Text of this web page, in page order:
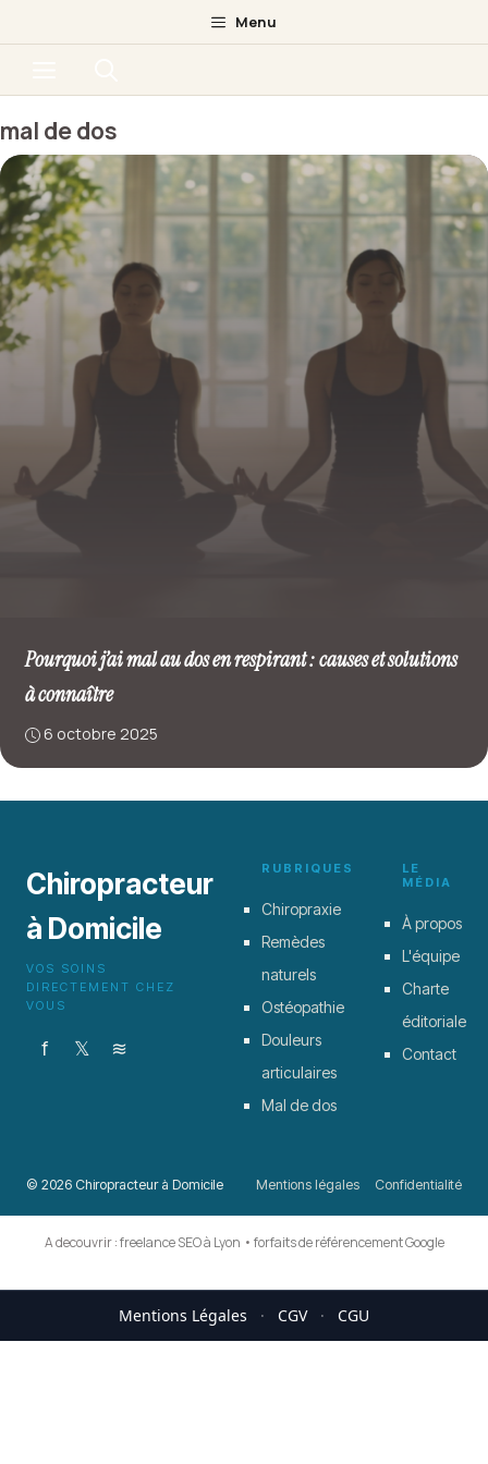
au
Menu
mal de dos
Pourquoi j’ai mal au dos en respirant : causes et solutions
à connaître
6 octobre 2025
Chiropracteur
à Domicile
VOS SOINS
DIRECTEMENT CHEZ
VOUS
f 𝕏 ≋
RUBRIQUES
Chiropraxie
Remèdes
naturels
Ostéopathie
Douleurs
articulaires
Mal de dos
LE
MÉDIA
À propos
L'équipe
Charte
éditoriale
Contact
© 2026 Chiropracteur à Domicile Mentions légales Confidentialité
A decouvrir :freelance SEO à Lyon • forfaits de référencement Google
Mentions Légales · CGV · CGU